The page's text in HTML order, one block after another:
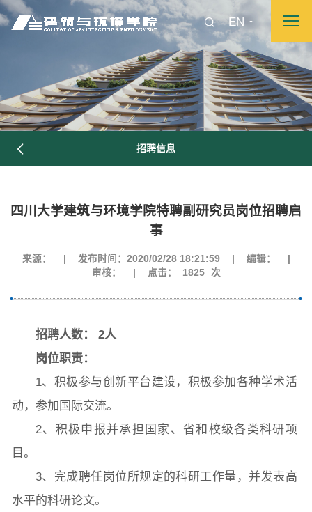
EN
教学科研岗 行政管理岗 教学思政岗 实验教辅岗
本科教育 研究生教育
招聘信息
四川大学建筑与环境学院特聘副研究员岗位招聘启
事
来源： 发布时间：2020/02/28 18:21:59 编辑：
审核：
点击： 1825 次
招聘人数： 2人
岗位职责：
1、积极参与创新平台建设，积极参加各种学术活
动，参加国际交流。
2、积极申报并承担国家、省和校级各类科研项
目。
3、完成聘任岗位所规定的科研工作量，并发表高
水平的科研论文。